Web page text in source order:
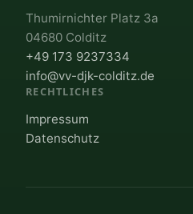
Thumirnichter Platz 3a
04680 Colditz
+49 173 9237334
info@vv-djk-colditz.de
RECHTLICHES
Impressum
Datenschutz